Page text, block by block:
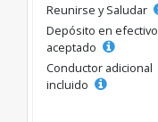
Reunirse y Saludar
Depósito en efectivo
aceptado
Conductor adicional
incluido